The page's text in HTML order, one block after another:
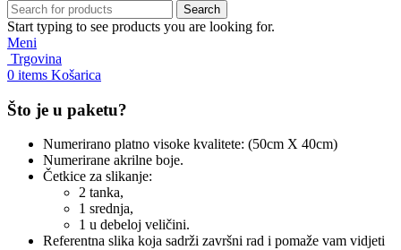
Search
Start typing to see products you are looking for.
Meni
Trgovina
0 items Košarica
Što je u paketu?
Numerirano platno visoke kvalitete: (50cm X 40cm)
Numerirane akrilne boje.
Četkice za slikanje:
2 tanka,
1 srednja,
1 u debeloj veličini.
Referentna slika koja sadrži završni rad i pomaže vam vidjeti